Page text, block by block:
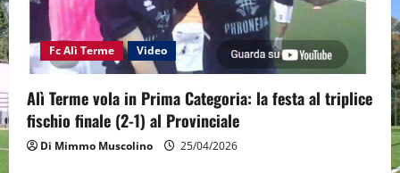
t
i
o
n
Fc Alì Terme Video
Alì Terme vola in Prima Categoria: la festa al triplice
fischio finale (2-1) al Provinciale
Di Mimmo Muscolino 25/04/2026